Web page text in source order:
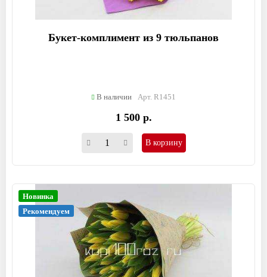
Букет-комплимент из 9 тюльпанов
В наличии Арт. R1451
1 500 р.
В корзину
Новинка
Рекомендуем